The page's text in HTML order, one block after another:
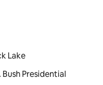
Lake
Bush Presidential